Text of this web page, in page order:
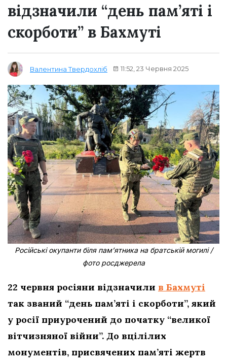
відзначили “день пам’яті і
скорботи” в Бахмуті
Валентина Твердохліб 11:52, 23 Червня 2025
Російські окупанти біля пам’ятника на братській могилі /
фото росджерела
22 червня росіяни відзначили в Бахмуті
так званий “день пам’яті і скорботи”, який
у росії приурочений до початку “великої
вітчизняної війни”. До вцілілих
монументів, присвячених пам’яті жертв